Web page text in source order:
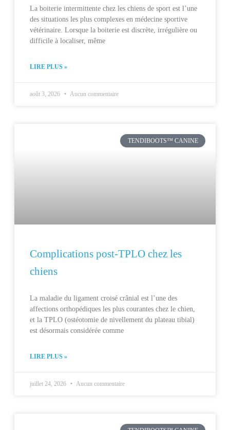
La boiterie intermittente chez les chiens de sport est l’une
des situations les plus complexes en médecine sportive
vétérinaire. Lorsque la boiterie est discrète, irrégulière ou
difficile à localiser, même
LIRE PLUS »
août 3, 2026 Aucun commentaire
TENDIBOOTS™ CANINE
Complications post-TPLO chez les
chiens
La maladie du ligament croisé crânial est l’une des
affections orthopédiques les plus courantes chez le chien,
et la TPLO (ostéotomie de nivellement du plateau tibial)
est désormais considérée comme
LIRE PLUS »
juillet 24, 2026 Aucun commentaire